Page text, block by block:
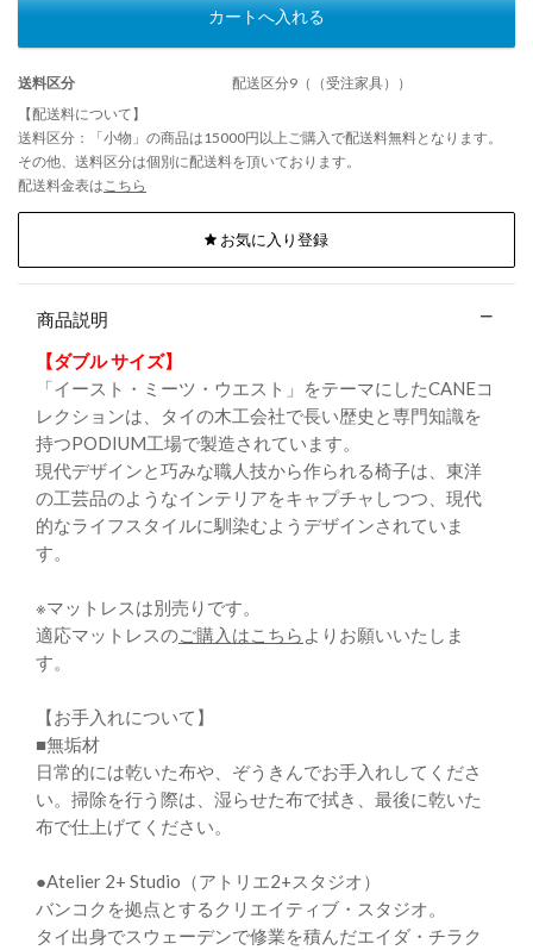
カートへ入れる
送料区分
配送区分9（（受注家具））
【配送料について】
送料区分：「小物」の商品は15000円以上ご購入で配送料無料となります。
その他、送料区分は個別に配送料を頂いております。
配送料金表は こちら
お気に入り登録
商品説明
【ダブル サイズ】
「イースト・ミーツ・ウエスト」をテーマにしたCANEコ
レクションは、タイの木工会社で長い歴史と専門知識を
持つPODIUM工場で製造されています。
現代デザインと巧みな職人技から作られる椅子は、東洋
の工芸品のようなインテリアをキャプチャしつつ、現代
的なライフスタイルに馴染むようデザインされていま
す。
※マットレスは別売りです。
適応マットレスのご購入はこちら よりお願いいたしま
す。
【お手入れについて】
■無垢材
日常的には乾いた布や、ぞうきんでお手入れしてくださ
い。掃除を行う際は、湿らせた布で拭き、最後に乾いた
布で仕上げてください。
●Atelier 2+ Studio（アトリエ2+スタジオ）
バンコクを拠点とするクリエイティブ・スタジオ。
タイ出身でスウェーデンで修業を積んだエイダ・チラク